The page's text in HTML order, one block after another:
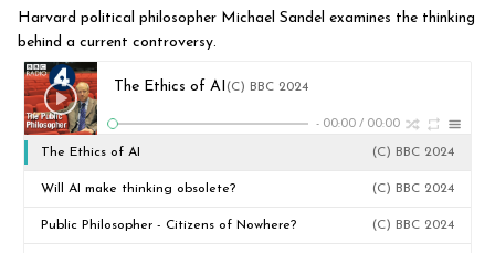
Harvard political philosopher Michael Sandel examines the thinking
behind a current controversy.
The Ethics of AI (C) BBC 2024
- 00:00 / 00:00
The Ethics of AI (C) BBC 2024
Will AI make thinking obsolete? (C) BBC 2024
Public Philosopher - Citizens of Nowhere? (C) BBC 2024